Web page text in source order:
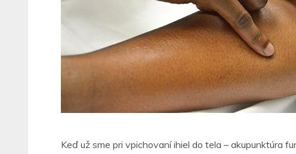
Keď už sme pri vpichovaní ihiel do tela – akupunktúra